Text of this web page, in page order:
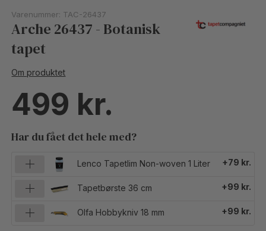
Varenummer: TAC-26437
Arche 26437 - Botanisk
tapet
Om produktet
499
Har du fået det hele med?
Lenco Tapetlim Non-woven 1 Liter +79 kr.
Tapetbørste 36 cm +99 kr.
Olfa Hobbykniv 18 mm +99 kr.